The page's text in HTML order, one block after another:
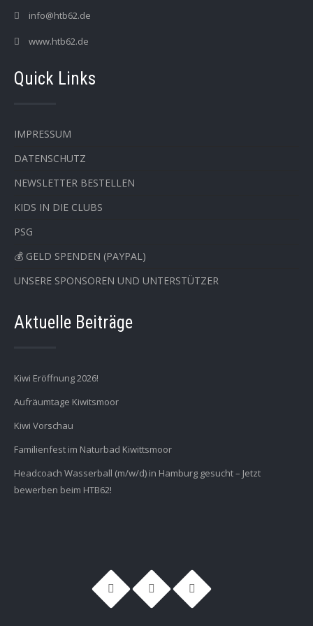
info@htb62.de
www.htb62.de
Quick Links
IMPRESSUM
DATENSCHUTZ
NEWSLETTER BESTELLEN
KIDS IN DIE CLUBS
PSG
💰 GELD SPENDEN (PAYPAL)
UNSERE SPONSOREN UND UNTERSTÜTZER
Aktuelle Beiträge
Kiwi Eröffnung 2026!
Aufräumtage Kiwitsmoor
Kiwi Vorschau
Familienfest im Naturbad Kiwittsmoor
Headcoach Wasserball (m/w/d) in Hamburg gesucht – Jetzt
bewerben beim HTB62!